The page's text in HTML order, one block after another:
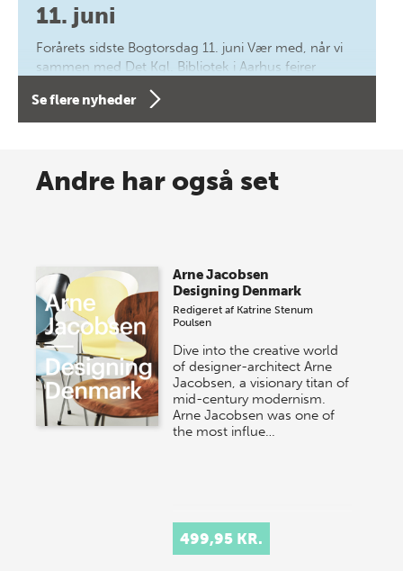
11. juni
Forårets sidste Bogtorsdag 11. juni Vær med, når vi
sammen med Det Kgl. Bibliotek i Aarhus fejrer
forfatterne bag vores nyes…
Spar op til 70% til sommer-
onsdag den 10. j…
Se flere nyheder
Andre har også set
Arne Jacobsen
Designing Denmark
Redigeret af Katrine Stenum
Poulsen
Dive into the creative world
of designer-architect Arne
Jacobsen, a visionary titan of
mid-century modernism.
Arne Jacobsen was one of
the most influe…
499,95 KR.